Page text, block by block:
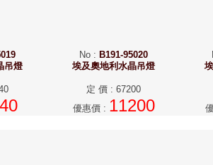
吊燈
No : B191-95020
埃及奧地利水晶吊燈
定 價 : 67200
優惠價: 11200